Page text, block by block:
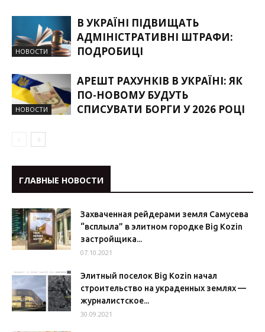
НОВОСТИ
В УКРАЇНІ ПІДВИЩАТЬ
АДМІНІСТРАТИВНІ ШТРАФИ:
ПОДРОБИЦІ
НОВОСТИ
АРЕШТ РАХУНКІВ В УКРАЇНІ: ЯК
ПО-НОВОМУ БУДУТЬ
СПИСУВАТИ БОРГИ У 2026 РОЦІ
ГЛАВНЫЕ НОВОСТИ
Захваченная рейдерами земля Самусева
“всплыла” в элитном городке Big Kozin
застройщика...
07.10.2021
Элитный поселок Big Kozin начал
строительство на украденных землях —
журналистское...
30.09.2021